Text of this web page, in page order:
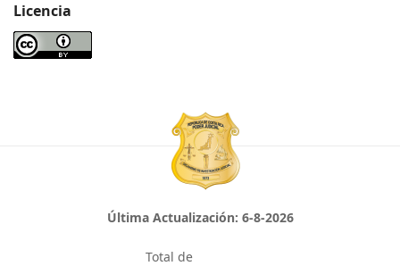
Licencia
Última Actualización: 6-8-2026
Total de